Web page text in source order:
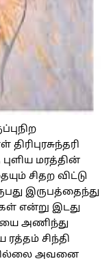
மரத்தின்
சிதற விட்டு
இருபத்தைந்து
என்று இடது
அணிந்து
சிந்தி
அவனை